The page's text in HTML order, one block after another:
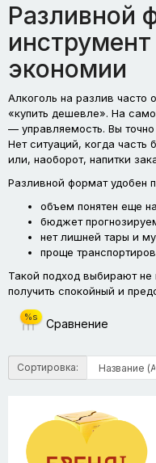
Разливной
экономии
Алкоголь на разлив часто
«купить дешевле». На
— управляемость. Вы точно
Нет ситуаций, когда часть
или, наоборот, напитки
Разливной формат удобен
объем понятен еще
бюджет
нет лишней тары и
проще
Такой подход выбирают
получить спокойный и
%s Сравнение
Сортировка: